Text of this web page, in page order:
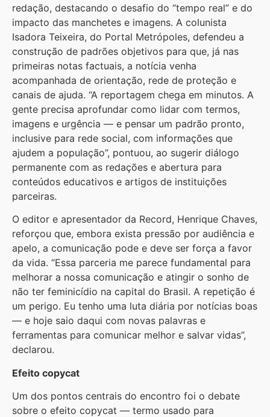
redação, destacando o desafio do “tempo real” e do
impacto das manchetes e imagens. A colunista
Isadora Teixeira, do Portal Metrópoles, defendeu a
construção de padrões objetivos para que, já nas
primeiras notas factuais, a notícia venha
acompanhada de orientação, rede de proteção e
canais de ajuda. “A reportagem chega em minutos. A
gente precisa aprofundar como lidar com termos,
imagens e urgência — e pensar um padrão pronto,
inclusive para rede social, com informações que
ajudem a população”, pontuou, ao sugerir diálogo
permanente com as redações e abertura para
conteúdos educativos e artigos de instituições
parceiras.
O editor e apresentador da Record, Henrique Chaves,
reforçou que, embora exista pressão por audiência e
apelo, a comunicação pode e deve ser força a favor
da vida. “Essa parceria me parece fundamental para
melhorar a nossa comunicação e atingir o sonho de
não ter feminicídio na capital do Brasil. A repetição é
um perigo. Eu tenho uma luta diária por notícias boas
— e hoje saio daqui com novas palavras e
ferramentas para comunicar melhor e salvar vidas”,
declarou.
Efeito copycat
Um dos pontos centrais do encontro foi o debate
sobre o efeito copycat — termo usado para